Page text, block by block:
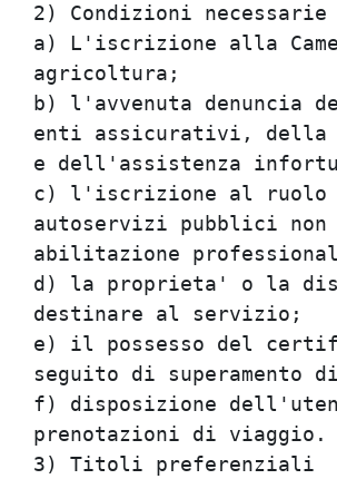
2) Condizioni
a) L'iscrizione alla
agricoltura;
b) l'avvenuta denuncia
enti assicurativi, della
e dell'assistenza
c) l'iscrizione al ruolo
autoservizi pubblici
abilitazione
d) la proprieta' o la
destinare al servizio;
e) il possesso del
seguito di superamento
f) disposizione
prenotazioni di viaggio.
3) Titoli preferenziali